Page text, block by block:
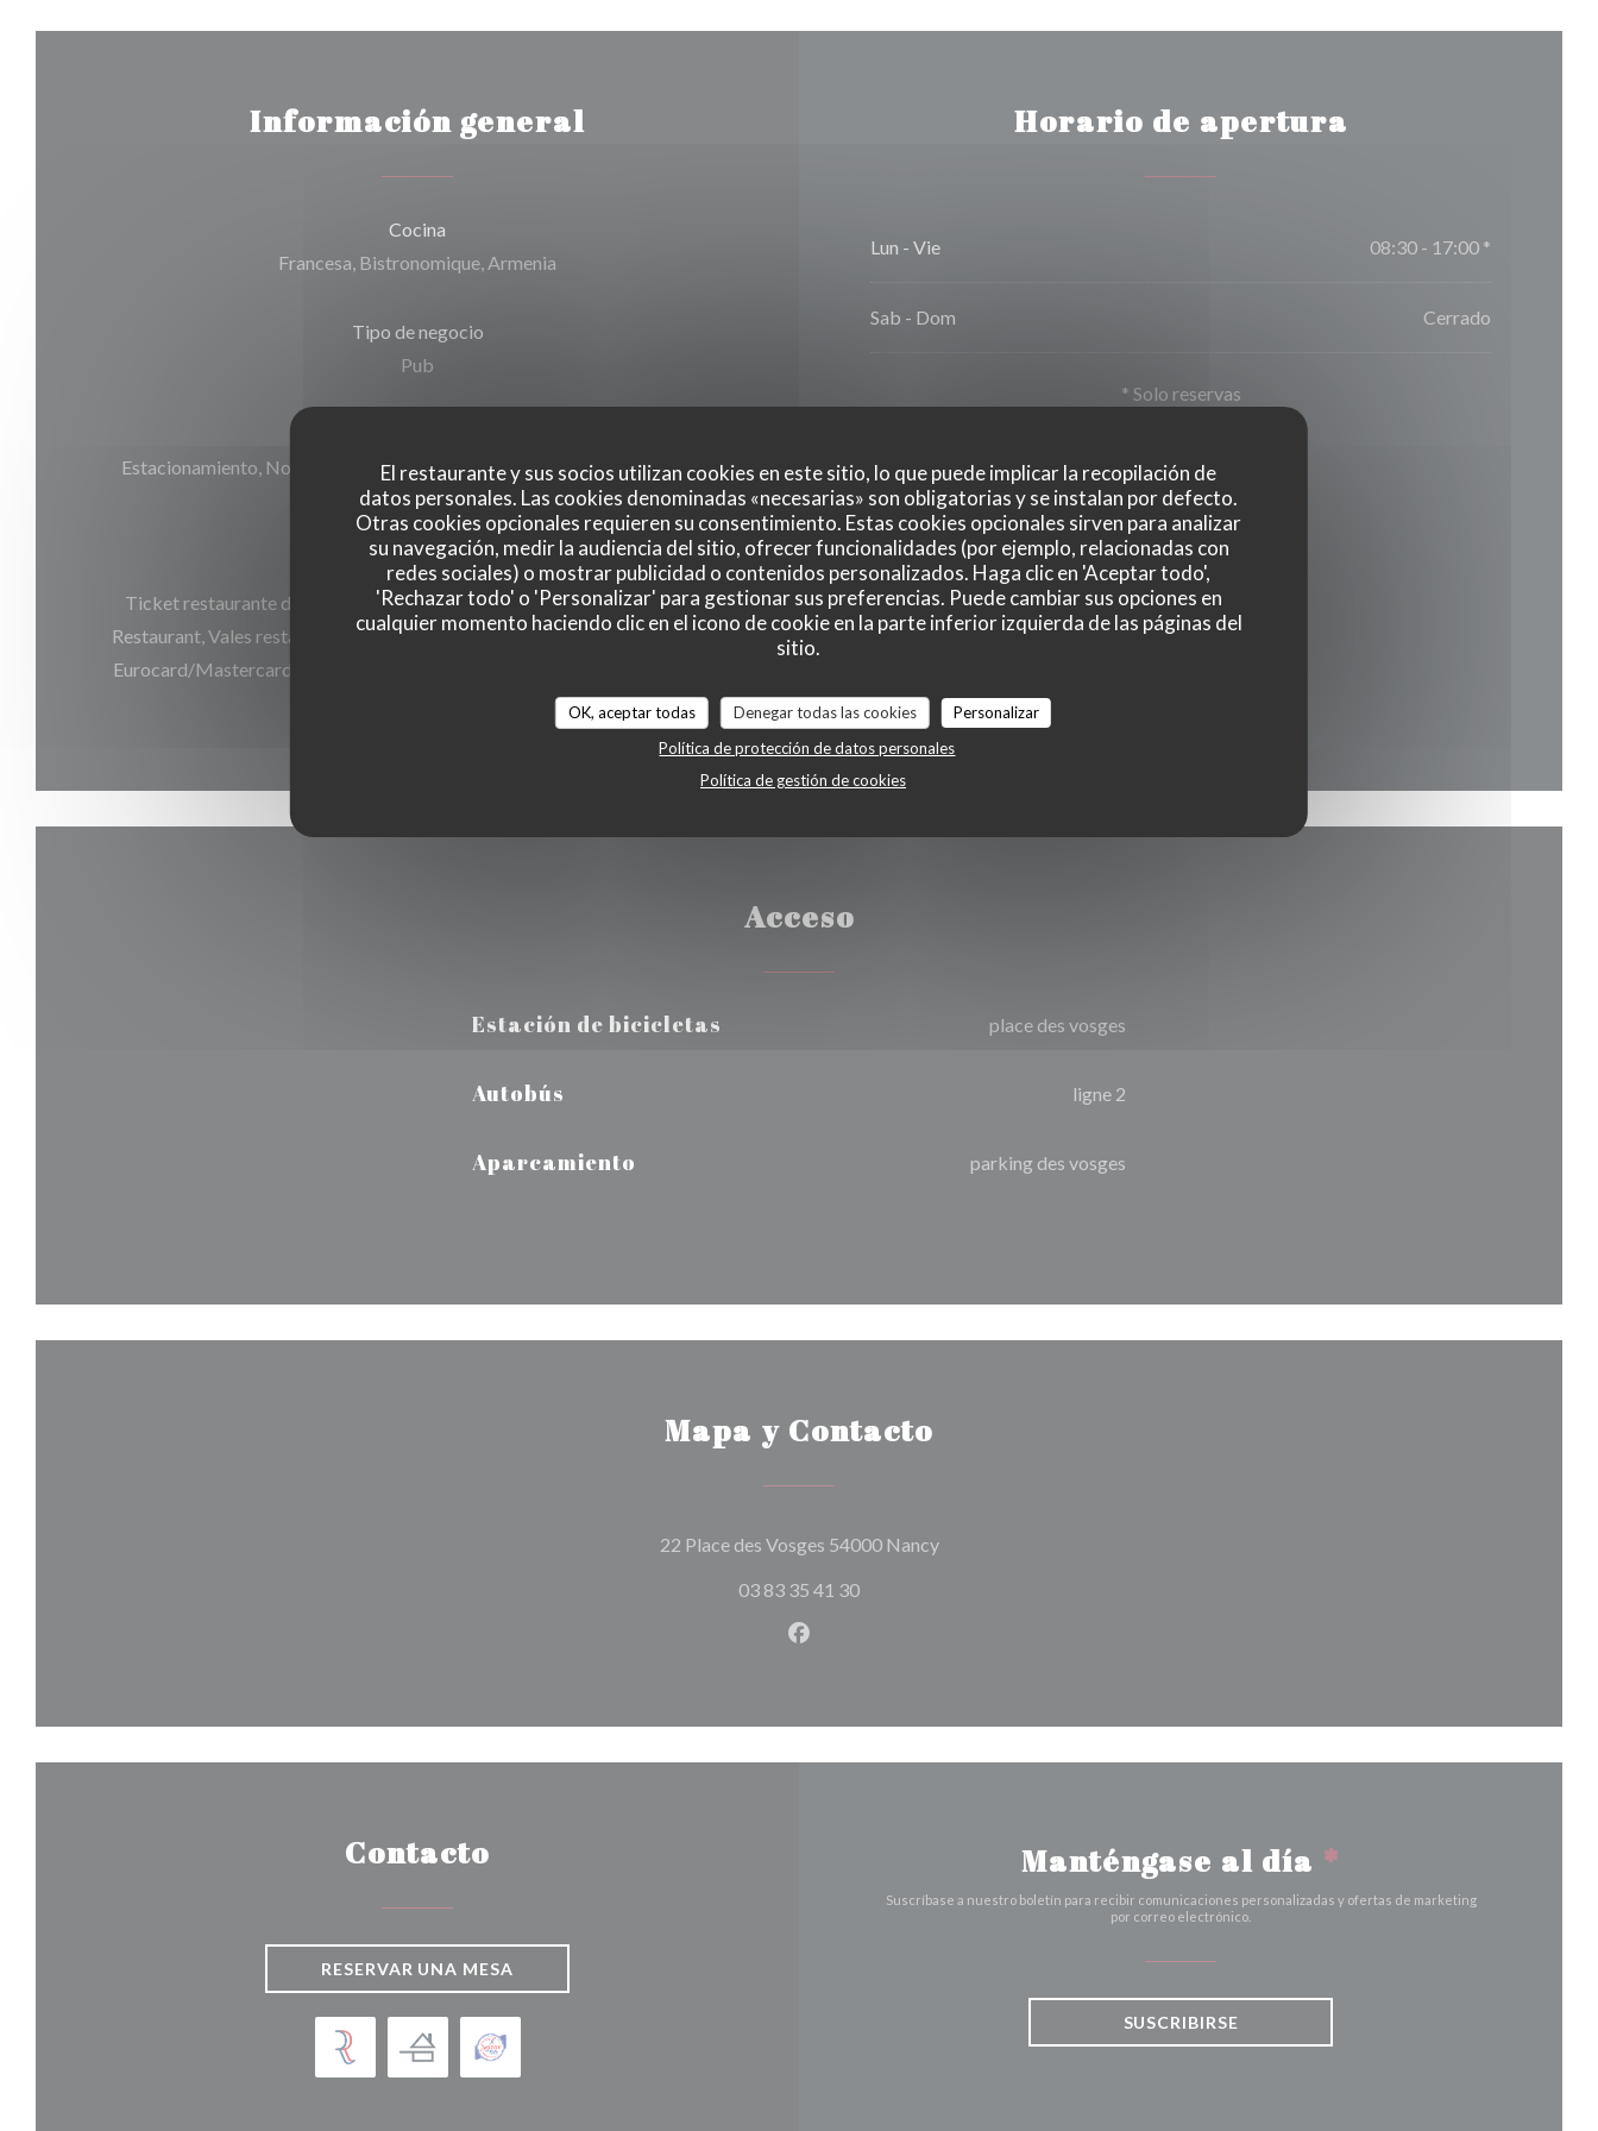
El restaurante y sus socios utilizan cookies en este sitio, lo que puede implicar la recopilación de
datos personales. Las cookies denominadas «necesarias» son obligatorias y se instalan por defecto.
Otras cookies opcionales requieren su consentimiento. Estas cookies opcionales sirven para analizar
su navegación, medir la audiencia del sitio, ofrecer funcionalidades (por ejemplo, relacionadas con
redes sociales) o mostrar publicidad o contenidos personalizados. Haga clic en 'Aceptar todo',
'Rechazar todo' o 'Personalizar' para gestionar sus preferencias. Puede cambiar sus opciones en
cualquier momento haciendo clic en el icono de cookie en la parte inferior izquierda de las páginas del
sitio.
OK, aceptar todas Denegar todas las cookies
Personalizar
Política de protección de datos personales
Política de gestión de cookies
Información general
Cocina
Francesa, Bistronomique, Armenia
Tipo de negocio
Pub
Estacionamiento, Noche, Privatización, Acceso a Discapacitados, Acceso
WiFi
Métodos de pago
Ticket restaurante digital, Amex, American Express, Sin contacto, Ticket
Restaurant, Vales restaurante (unicamente almuerzo), Contactless Payment,
Eurocard/Mastercard, Tickets restaurante, Efectivo, Visa, Cheques, Tarjeta
Horario de apertura
Lun - Vie 08:30 - 17:00 *
Sab - Dom Cerrado
* Solo reservas
Acceso
Estación de bicicletas place des vosges
Autobús ligne 2
Aparcamiento parking des vosges
Mapa y Contacto
22 Place des Vosges 54000 Nancy((abre en una nueva ventana))
03 83 35 41 30
Facebook ((abre en una nueva ventana))
Contacto
RESERVAR UNA MESA
Manténgase al día *
Suscríbase a nuestro boletín para recibir comunicaciones personalizadas y ofertas de marketing
por correo electrónico.
SUSCRIBIRSE